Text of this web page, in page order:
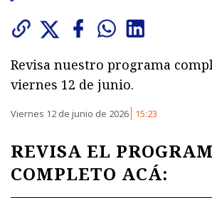
Revisa nuestro programa
viernes 12 de junio.
Viernes 12 de junio de 2026 15:23
REVISA EL
COMPLETO ACÁ: